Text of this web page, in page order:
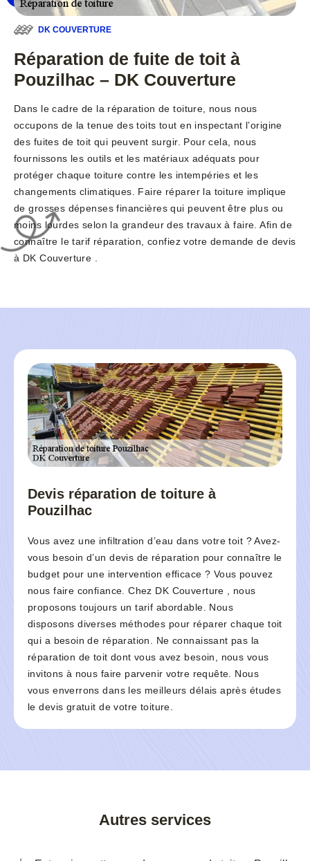
DK COUVERTURE
Réparation de fuite de toit à
Pouzilhac – DK Couverture
Dans le cadre de la réparation de toiture, nous nous
occupons de la tenue des toits tout en inspectant l’origine
des fuites de toit qui peuvent surgir. Pour cela, nous
fournissons les outils et les matériaux adéquats pour
protéger chaque toiture contre les intempéries et les
changements climatiques. Faire réparer la toiture implique
de grosses dépenses financières qui peuvent être plus ou
moins lourdes selon la grandeur des travaux à faire. Afin de
connaître le tarif réparation, confiez votre demande de devis
à DK Couverture .
Devis réparation de toiture à
Pouzilhac
Vous avez une infiltration d’eau dans votre toit ? Avez-
vous besoin d’un devis de réparation pour connaître le
budget pour une intervention efficace ? Vous pouvez
nous faire confiance. Chez DK Couverture , nous
proposons toujours un tarif abordable. Nous
disposons diverses méthodes pour réparer chaque toit
qui a besoin de réparation. Ne connaissant pas la
réparation de toit dont vous avez besoin, nous vous
invitons à nous faire parvenir votre requête. Nous
vous enverrons dans les meilleurs délais après études
le devis gratuit de votre toiture.
Autres services